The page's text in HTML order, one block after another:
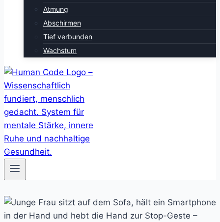
Atmung
Abschirmen
Tief verbunden
Wachstum